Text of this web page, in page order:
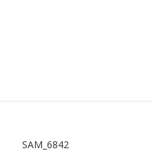
SAM_6842